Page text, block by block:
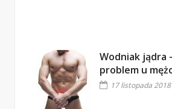
Wodniak jądra
problem u
17 listopada 2018